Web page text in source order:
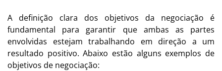
A definição clara dos objetivos da negociação é
fundamental para garantir que ambas as partes
envolvidas estejam trabalhando em direção a um
resultado positivo. Abaixo estão alguns exemplos de
objetivos de negociação: